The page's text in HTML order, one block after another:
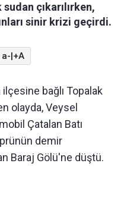
çıkarılırken,
sinir krizi geçirdi.
a-|+A
bağlı Topalak
olayda, Veysel
Çatalan Batı
demir
Baraj Gölü'ne düştü.